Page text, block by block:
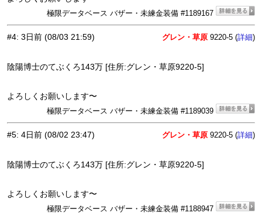
極限データベース バザー・未練金装備 #1189167
#4: 3日前 (08/03 21:59) グレン・草原 9220-5 (詳細)
陰陽博士のてぶくろ143万 [住所:グレン・草原9220-5]
よろしくお願いします〜
極限データベース バザー・未練金装備 #1189039
#5: 4日前 (08/02 23:47) グレン・草原 9220-5 (詳細)
陰陽博士のてぶくろ143万 [住所:グレン・草原9220-5]
よろしくお願いします〜
極限データベース バザー・未練金装備 #1188947